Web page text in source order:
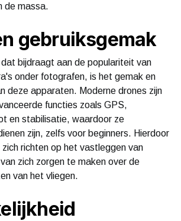
de massa.
gebruiksgemak
bijdraagt aan de populariteit van
onder fotografen, is het gemak en
deze apparaten. Moderne drones zijn
functies zoals GPS,
en stabilisatie, waardoor ze
zijn, zelfs voor beginners. Hierdoor
richten op het vastleggen van
zich zorgen te maken over de
van het vliegen.